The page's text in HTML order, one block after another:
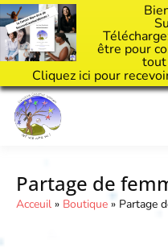
être pour
tout
Cliquez ici pour
Passer
contenu
Il est temps
Partage de
Acceuil » Boutique » Partage